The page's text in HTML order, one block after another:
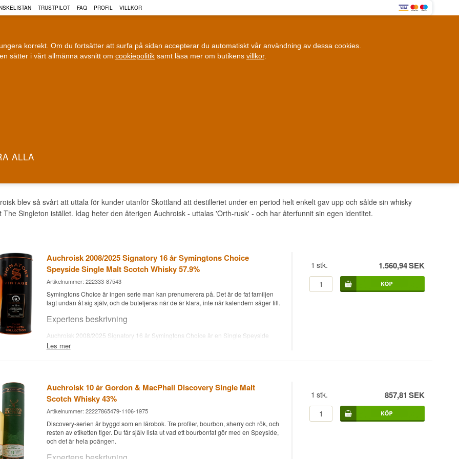
korrekt. Om du fortsätter att surfa på sidan accepterar du automatiskt vår användning av dessa cookies.
sätter i vårt allmänna avsnitt om cookiepolitik samt läsa mer om butikens villkor.
TRUSTPILOT FAQ PROFIL VILLKOR
blev så svårt att uttala för kunder utanför Skottland att destilleriet under en period helt enkelt gav upp och sålde sin whisky
The Singleton istället. Idag heter den återigen Auchroisk - uttalas 'Orth-rusk' - och har återfunnit sin egen identitet.
Auchroisk 2008/2025 Signatory 16 år Symingtons Choice
Speyside Single Malt Scotch Whisky 57.9%
Artikelnummer: 222333-87543
Symingtons Choice är ingen serie man kan prenumerera på. Det är de fat familjen
lagt undan åt sig själv, och de buteljeras när de är klara, inte när kalendern säger till.
Expertens beskrivning
Auchroisk 2008/2025 Signatory 16 år Symingtons Choice är en Single Speyside
Malt Scotch Whisky, lagrad på ett förstgångsfyllt Oloroso-sherryfat och buteljerad i
lägger det på torkad frukt, nötter och krydda i tjocka lager, och styrkan på 57,9%
Auchroisk byggdes 1974 för att leverera malt till J&B-blenden, och destilleriets ljusa,
håller strukturen under.
Smaknoter
Les mer
1 stk. 1.560,94SEK
Auchroisk 10 år Gordon & MacPhail Discovery Single Malt
Scotch Whisky 43%
Artikelnummer: 22227865479-1106-1975
Discovery-serien är byggd som en lärobok. Tre profiler, bourbon, sherry och rök, och
resten av etiketten tiger. Du får själv lista ut vad ett bourbonfat gör med en Speyside,
och det är hela poängen.
1 stk. 857,81 SEK